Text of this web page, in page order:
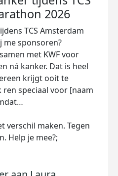
2026
TCS Amsterdam
me sponsoren?
met KWF voor
ná kanker. Dat is heel
krijgt ooit te
ren speciaal voor [naam
verschil maken. Tegen
Help je mee?;